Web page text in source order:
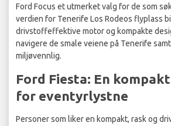
Ford Focus et utmerket valg for de som
verdien for Tenerife Los Rodeos flyplass
drivstoffeffektive motor og kompakte
navigere de smale veiene på Tenerife
miljøvennlig.
Ford Fiesta: En
for eventyrlystne
Personer som liker en kompakt, rask og